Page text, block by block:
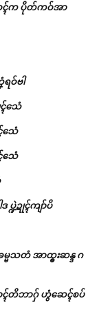
ဝၚ်က ပိုတ်ကဝ်အာ
ဝ်ဗါ
သေံ
သေံ
သေံ
ပ္ဍဲဍုၚ်ကျာ်ပိ
မသတံ အာထ္ၜးဆန္ဒ ဂ
ၚ်တိဘာဂှ် ဟွံဆေၚ်စပ်